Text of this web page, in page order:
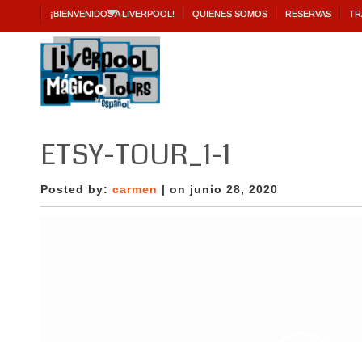
¡BIENVENIDOS A LIVERPOOL! QUIENES SOMOS RESERVAS
ETSY-TOUR_1-1
Posted by: carmen | on junio 28, 2020